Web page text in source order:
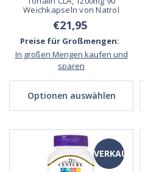
Weichkapseln von Natrol
€21,95
Preise für Großmengen:
In großen Mengen kaufen und
sparen
Optionen auswählen
VERKAUF